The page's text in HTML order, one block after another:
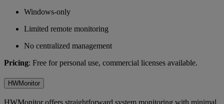
Windows-only
Limited remote monitoring
No centralized management
Pricing: Free for personal use, commercial licenses available.
HWMonitor
HWMonitor offers straightforward system monitoring with minimal